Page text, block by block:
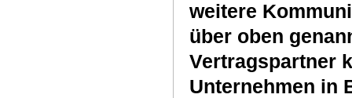
weitere
über oben
Vertragspartner
Unternehmen in